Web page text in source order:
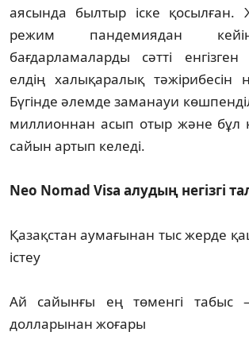
аясында былтыр іске қосылған.
режим пандемиядан
бағдарламаларды сәтті
елдің халықаралық тәжірибесін
Бүгінде әлемде заманауи
миллионнан асып отыр және бұл
сайын артып келеді.
Neo Nomad Visa алудың негізгі
Қазақстан аумағынан тыс жерде
істеу
Ай сайынғы ең төменгі
долларынан жоғары